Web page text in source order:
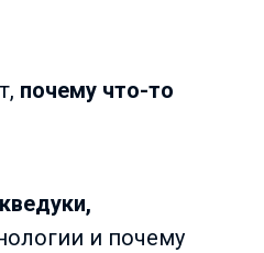
почему что-то
и почему